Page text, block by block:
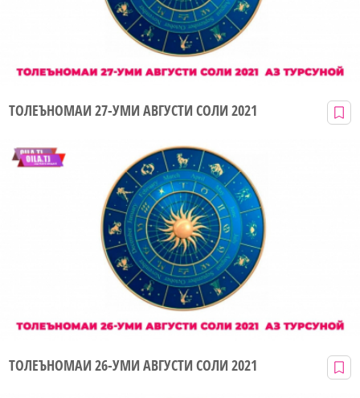
ТОЛЕЪНОМАИ 27-УМИ АВГУСТИ СОЛИ 2021
ТОЛЕЪНОМАИ 26-УМИ АВГУСТИ СОЛИ 2021